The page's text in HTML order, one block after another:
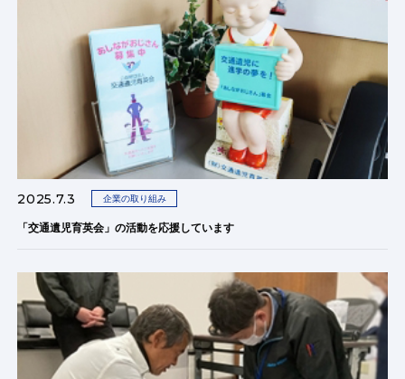
2025.7.3 企業の取り組み
「交通遺児育英会」の活動を応援しています